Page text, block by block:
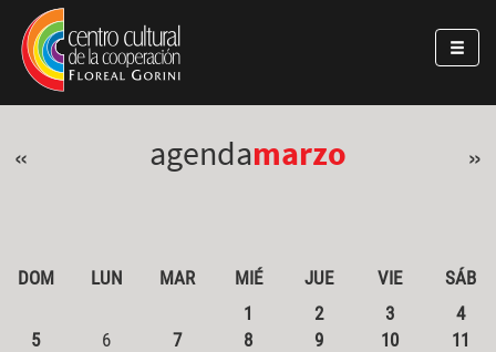
Pasar al contenido principal
Jump to main content
« agendamarzo »
DOM LUN MAR MIÉ JUE VIE
SÁB
1
2 3
4
5
6 7 8 9 10
11